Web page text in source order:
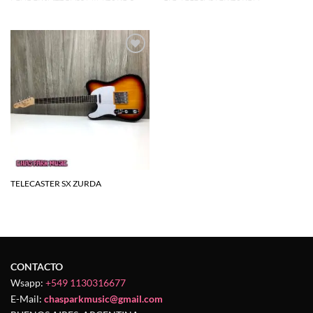
Agregar
a la
lista de
deseos
TELECASTER SX ZURDA
CONTACTO
Wsapp: +549 1130316677
E-Mail: chasparkmusic@gmail.com